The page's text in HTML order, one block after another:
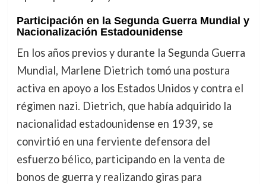
Participación en la Segunda Guerra Mundial y
Nacionalización Estadounidense
En los años previos y durante la Segunda Guerra
Mundial, Marlene Dietrich tomó una postura
activa en apoyo a los Estados Unidos y contra el
régimen nazi. Dietrich, que había adquirido la
nacionalidad estadounidense en 1939, se
convirtió en una ferviente defensora del
esfuerzo bélico, participando en la venta de
bonos de guerra y realizando giras para